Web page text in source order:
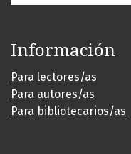
Información
Para lectores/as
Para autores/as
Para bibliotecarios/as